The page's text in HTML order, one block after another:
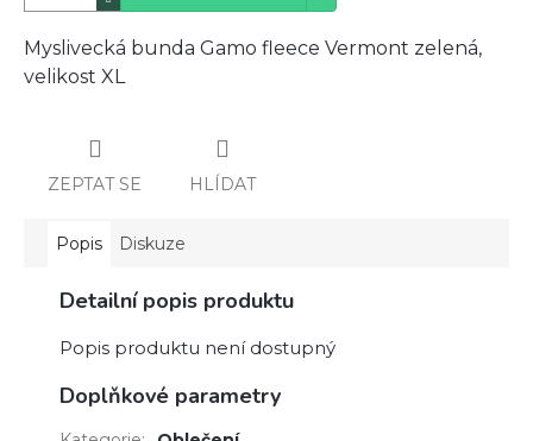
Myslivecká bunda Gamo fleece Vermont zelená,
velikost XL
ZEPTAT SE HLÍDAT
Popis Diskuze
Detailní popis produktu
Popis produktu není dostupný
Doplňkové parametry